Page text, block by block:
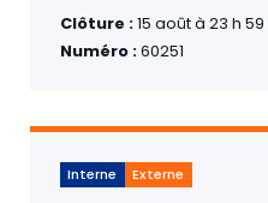
Clôture :15 août à 23 h 59
Numéro :60251
Interne Externe